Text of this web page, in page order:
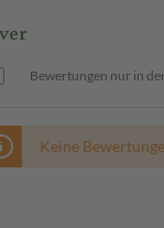
Bewertungen nur in
Keine